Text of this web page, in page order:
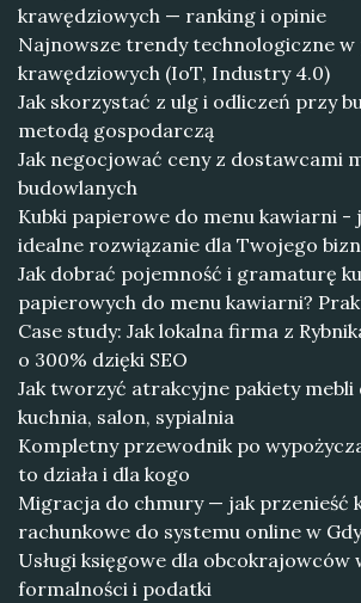
krawędziowych — ranking i opinie
Najnowsze trendy technologiczne w
krawędziowych (IoT, Industry 4.0)
Jak skorzystać z ulg i odliczeń przy
metodą gospodarczą
Jak negocjować ceny z dostawcami
budowlanych
Kubki papierowe do menu kawiarni -
idealne rozwiązanie dla Twojego
Jak dobrać pojemność i gramaturę
papierowych do menu kawiarni?
Case study: Jak lokalna firma z
o 300% dzięki SEO
Jak tworzyć atrakcyjne pakiety mebli
kuchnia, salon, sypialnia
Kompletny przewodnik po
to działa i dla kogo
Migracja do chmury — jak przenieść
rachunkowe do systemu online w
Usługi księgowe dla obcokrajowców
formalności i podatki